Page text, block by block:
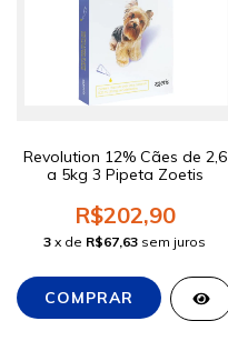
Revolution 12% Cães de 2,6
a 5kg 3 Pipeta Zoetis
R$202,90
3 x de R$67,63 sem juros